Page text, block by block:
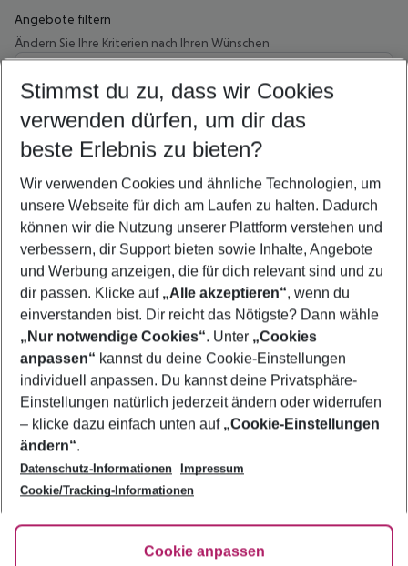
Angebote filtern
Ändern Sie Ihre Kriterien nach Ihren Wünschen
Wähle deinen Abflughafen
Beliebiger Abflughafen
Wähle deinen Reisezeitraum
5-8 Nächte
2 Erwachsene Keine Kinder
Mehr Filter anzeigen
Footer
Footer navigation
Über uns
AGB
Bestpreisgarantie
Cookie-Einstellungen ändern
Cookie-Richtlinie
Agenturbetreuung
Barrierefreies Reisen
FAQ
HanseMerkur Reiseversicherung
Folge uns
Stimmst du zu, dass wir Cookies
verwenden dürfen, um dir das
beste Erlebnis zu bieten?
Wir verwenden Cookies und ähnliche Technologien, um
unsere Webseite für dich am Laufen zu halten. Dadurch
können wir die Nutzung unserer Plattform verstehen und
verbessern, dir Support bieten sowie Inhalte, Angebote
und Werbung anzeigen, die für dich relevant sind und zu
dir passen. Klicke auf „Alle akzeptieren“, wenn du
einverstanden bist. Dir reicht das Nötigste? Dann wähle
„Nur notwendige Cookies“. Unter „Cookies
anpassen“ kannst du deine Cookie-Einstellungen
individuell anpassen. Du kannst deine Privatsphäre-
Einstellungen natürlich jederzeit ändern oder widerrufen
– klicke dazu einfach unten auf „Cookie-Einstellungen
ändern“.
Datenschutz-Informationen
Impressum
Cookie/Tracking-Informationen
Cookie anpassen